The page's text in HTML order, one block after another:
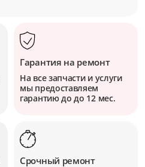
Гарантия на ремонт
На все запчасти и услуги
мы предоставляем
гарантию до до 12 мес.
Срочный ремонт